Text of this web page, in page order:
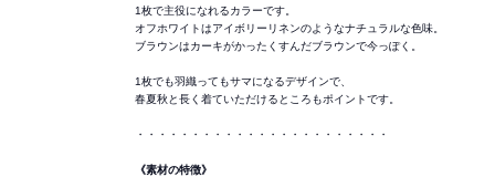
1枚で主役になれるカラーです。
オフホワイトはアイボリーリネンのようなナチュラルな色味。
ブラウンはカーキがかったくすんだブラウンで今っぽく。
1枚でも羽織ってもサマになるデザインで、
春夏秋と長く着ていただけるところもポイントです。
・・・・・・・・・・・・・・・・・・・・・・・
《素材の特徴》